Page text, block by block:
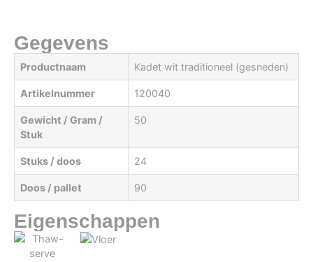
Gegevens
Productnaam Kadet wit traditioneel (gesneden)
Artikelnummer 120040
Gewicht / Gram /
Stuk
50
Stuks / doos 24
Doos / pallet 90
Eigenschappen